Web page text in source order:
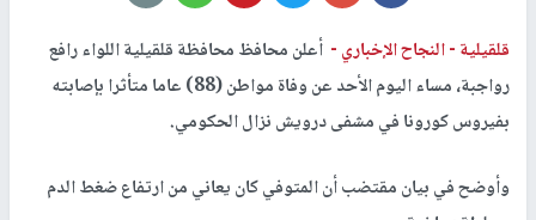
قلقيلية -النجاح الإخباري - أعلن محافظ محافظة قلقيلية اللواء رافع
رواجبة، مساء اليوم الأحد عن وفاة مواطن (88) عاما متأثرا بإصابته
بفيروس كورونا في مشفى درويش نزال الحكومي.
وأوضح في بيان مقتضب أن المتوفي كان يعاني من ارتفاع ضغط الدم